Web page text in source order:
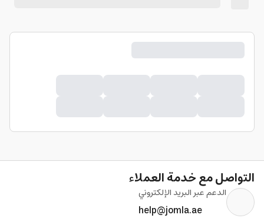
التواصل مع خدمة العملاء
الدعم عبر البريد الإلكتروني
help@jomla.ae